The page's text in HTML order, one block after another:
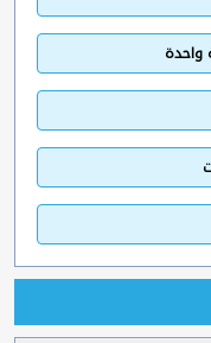
واحدة